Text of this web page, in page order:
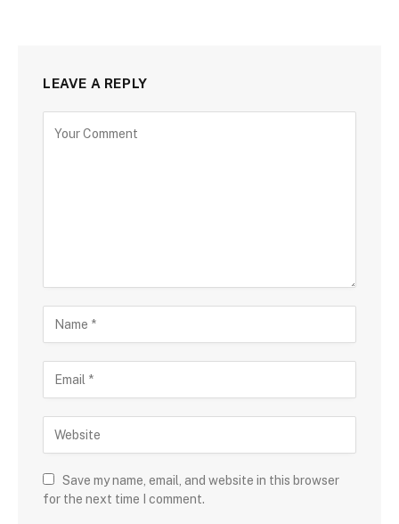
LEAVE A REPLY
Save my name, email, and website in this browser
for the next time I comment.